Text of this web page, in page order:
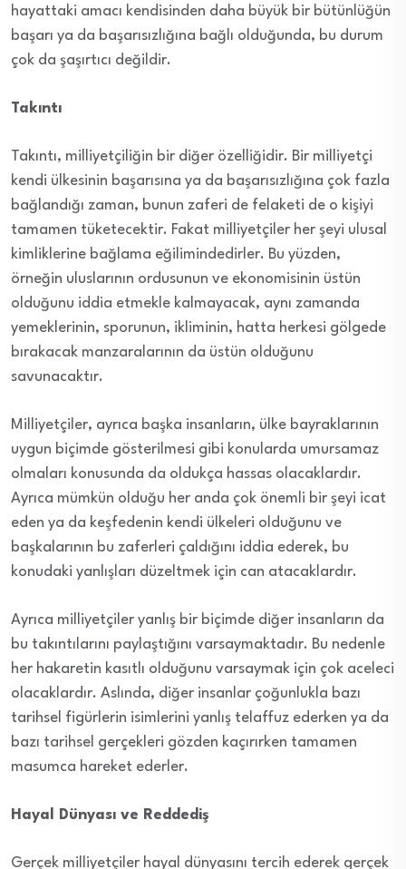
hayattaki amacı kendisinden daha büyük bir bütünlüğün
başarı ya da başarısızlığına bağlı olduğunda, bu durum
çok da şaşırtıcı değildir.
Takıntı
Takıntı, milliyetçiliğin bir diğer özelliğidir. Bir milliyetçi
kendi ülkesinin başarısına ya da başarısızlığına çok fazla
bağlandığı zaman, bunun zaferi de felaketi de o kişiyi
tamamen tüketecektir. Fakat milliyetçiler her şeyi ulusal
kimliklerine bağlama eğilimindedirler. Bu yüzden,
örneğin uluslarının ordusunun ve ekonomisinin üstün
olduğunu iddia etmekle kalmayacak, aynı zamanda
yemeklerinin, sporunun, ikliminin, hatta herkesi gölgede
bırakacak manzaralarının da üstün olduğunu
savunacaktır.
Milliyetçiler, ayrıca başka insanların, ülke bayraklarının
uygun biçimde gösterilmesi gibi konularda umursamaz
olmaları konusunda da oldukça hassas olacaklardır.
Ayrıca mümkün olduğu her anda çok önemli bir şeyi icat
eden ya da keşfedenin kendi ülkeleri olduğunu ve
başkalarının bu zaferleri çaldığını iddia ederek, bu
konudaki yanlışları düzeltmek için can atacaklardır.
Ayrıca milliyetçiler yanlış bir biçimde diğer insanların da
bu takıntılarını paylaştığını varsaymaktadır. Bu nedenle
her hakaretin kasıtlı olduğunu varsaymak için çok aceleci
olacaklardır. Aslında, diğer insanlar çoğunlukla bazı
tarihsel figürlerin isimlerini yanlış telaffuz ederken ya da
bazı tarihsel gerçekleri gözden kaçırırken tamamen
masumca hareket ederler.
Hayal Dünyası ve Reddediş
Gerçek milliyetçiler hayal dünyasını tercih ederek gerçek